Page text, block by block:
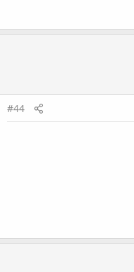
#44